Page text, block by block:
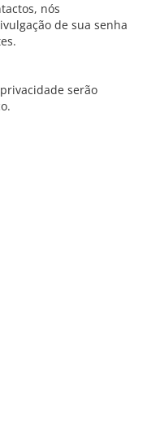
nós
de sua senha
serão